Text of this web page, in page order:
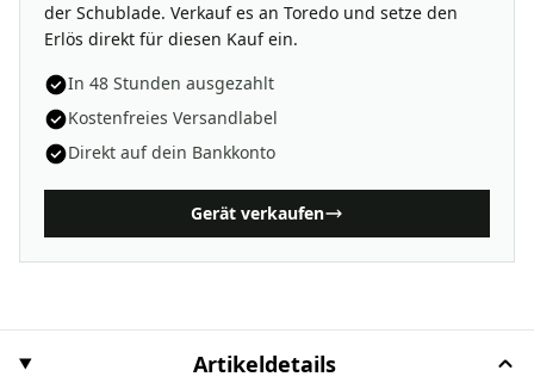
der Schublade. Verkauf es an Toredo und setze den
Erlös direkt für diesen Kauf ein.
In 48 Stunden ausgezahlt
Kostenfreies Versandlabel
Direkt auf dein Bankkonto
Gerät verkaufen
Artikeldetails